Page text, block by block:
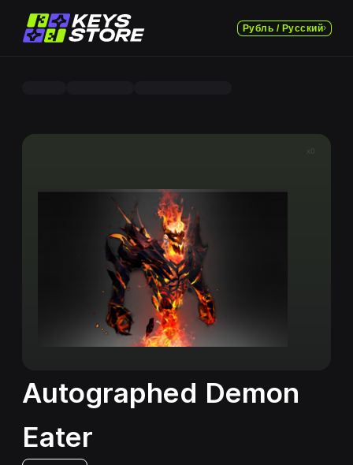
Рубль / Русский
x0
Autographed Demon
Eater